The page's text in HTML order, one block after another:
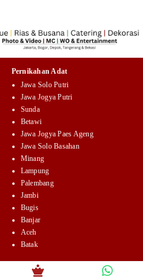
Pernikahan Adat
Jawa Solo Putri
Jawa Jogya Putri
Sunda
Betawi
Jawa Jogya Paes Ageng
Jawa Solo Basahan
Minang
Lampung
Palembang
Jambi
Bugis
Banjar
Aceh
Batak